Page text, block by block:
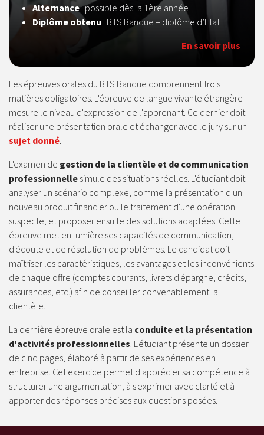
Alternance: possible dès la 1ère année
Diplôme obtenu : BTS Banque – diplôme d’Etat
En savoir plus
Les épreuves orales du BTS Banque comprennent trois
matières obligatoires. L'épreuve de langue vivante étrangère
mesure le niveau d'expression de l'apprenant. Ce dernier doit
réaliser une présentation orale et échanger avec le jury sur un
sujet donné
L'examen de gestion de la clientèle et de communication
professionnelle simule des situations réelles. L'étudiant doit
analyser un scénario complexe, comme la présentation d'un
nouveau produit financier ou le traitement d'une opération
suspecte, et proposer ensuite des solutions adaptées. Cette
épreuve met en lumière ses capacités de communication,
d'écoute et de résolution de problèmes. Le candidat doit
maîtriser les caractéristiques, les avantages et les inconvénients
de chaque offre (comptes courants, livrets d'épargne, crédits,
assurances, etc.) afin de conseiller convenablement la
clientèle.
La dernière épreuve orale est la conduite et la présentation
d'activités professionnelles . L'étudiant présente un dossier
de cinq pages, élaboré à partir de ses expériences en
entreprise. Cet exercice permet d'apprécier sa compétence à
structurer une argumentation, à s'exprimer avec clarté et à
apporter des réponses précises aux questions posées.